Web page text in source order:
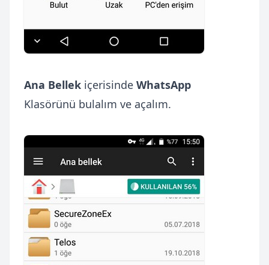
Ana Bellek içerisinde WhatsApp
Klasörünü bulalım ve açalım.